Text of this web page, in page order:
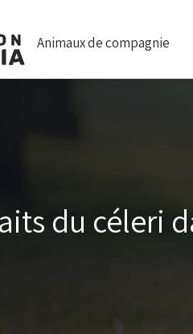
Animaux de compagnie
du céleri